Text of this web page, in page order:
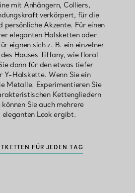
mit Anhängern, Colliers,
verkörpert, für die
Akzente. Für einen
eleganten Halsketten oder
eignen sich z. B. ein einzelner
Hauses Tiffany, wie floral
dann für den etwas tiefer
Y-Halskette. Wenn Sie ein
Metalle. Experimentieren Sie
Kettengliedern
Sie auch mehrere
eleganten Look ergibt.
FÜR JEDEN TAG